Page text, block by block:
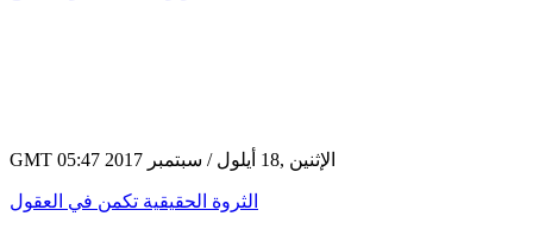
GMT 05:47 2017 الإثنين ,18 أيلول / سبتمبر
الثروة الحقيقية تكمن في العقول